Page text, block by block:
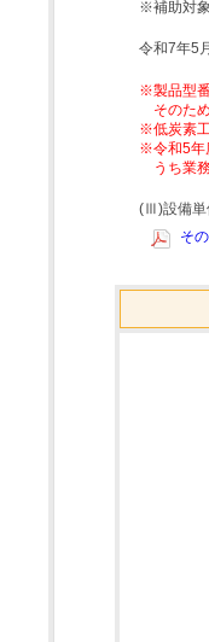
※補助対
令和7年5
※製品型
そのた
※低炭素
※令和5年
うち業
(Ⅲ)設備単
そ